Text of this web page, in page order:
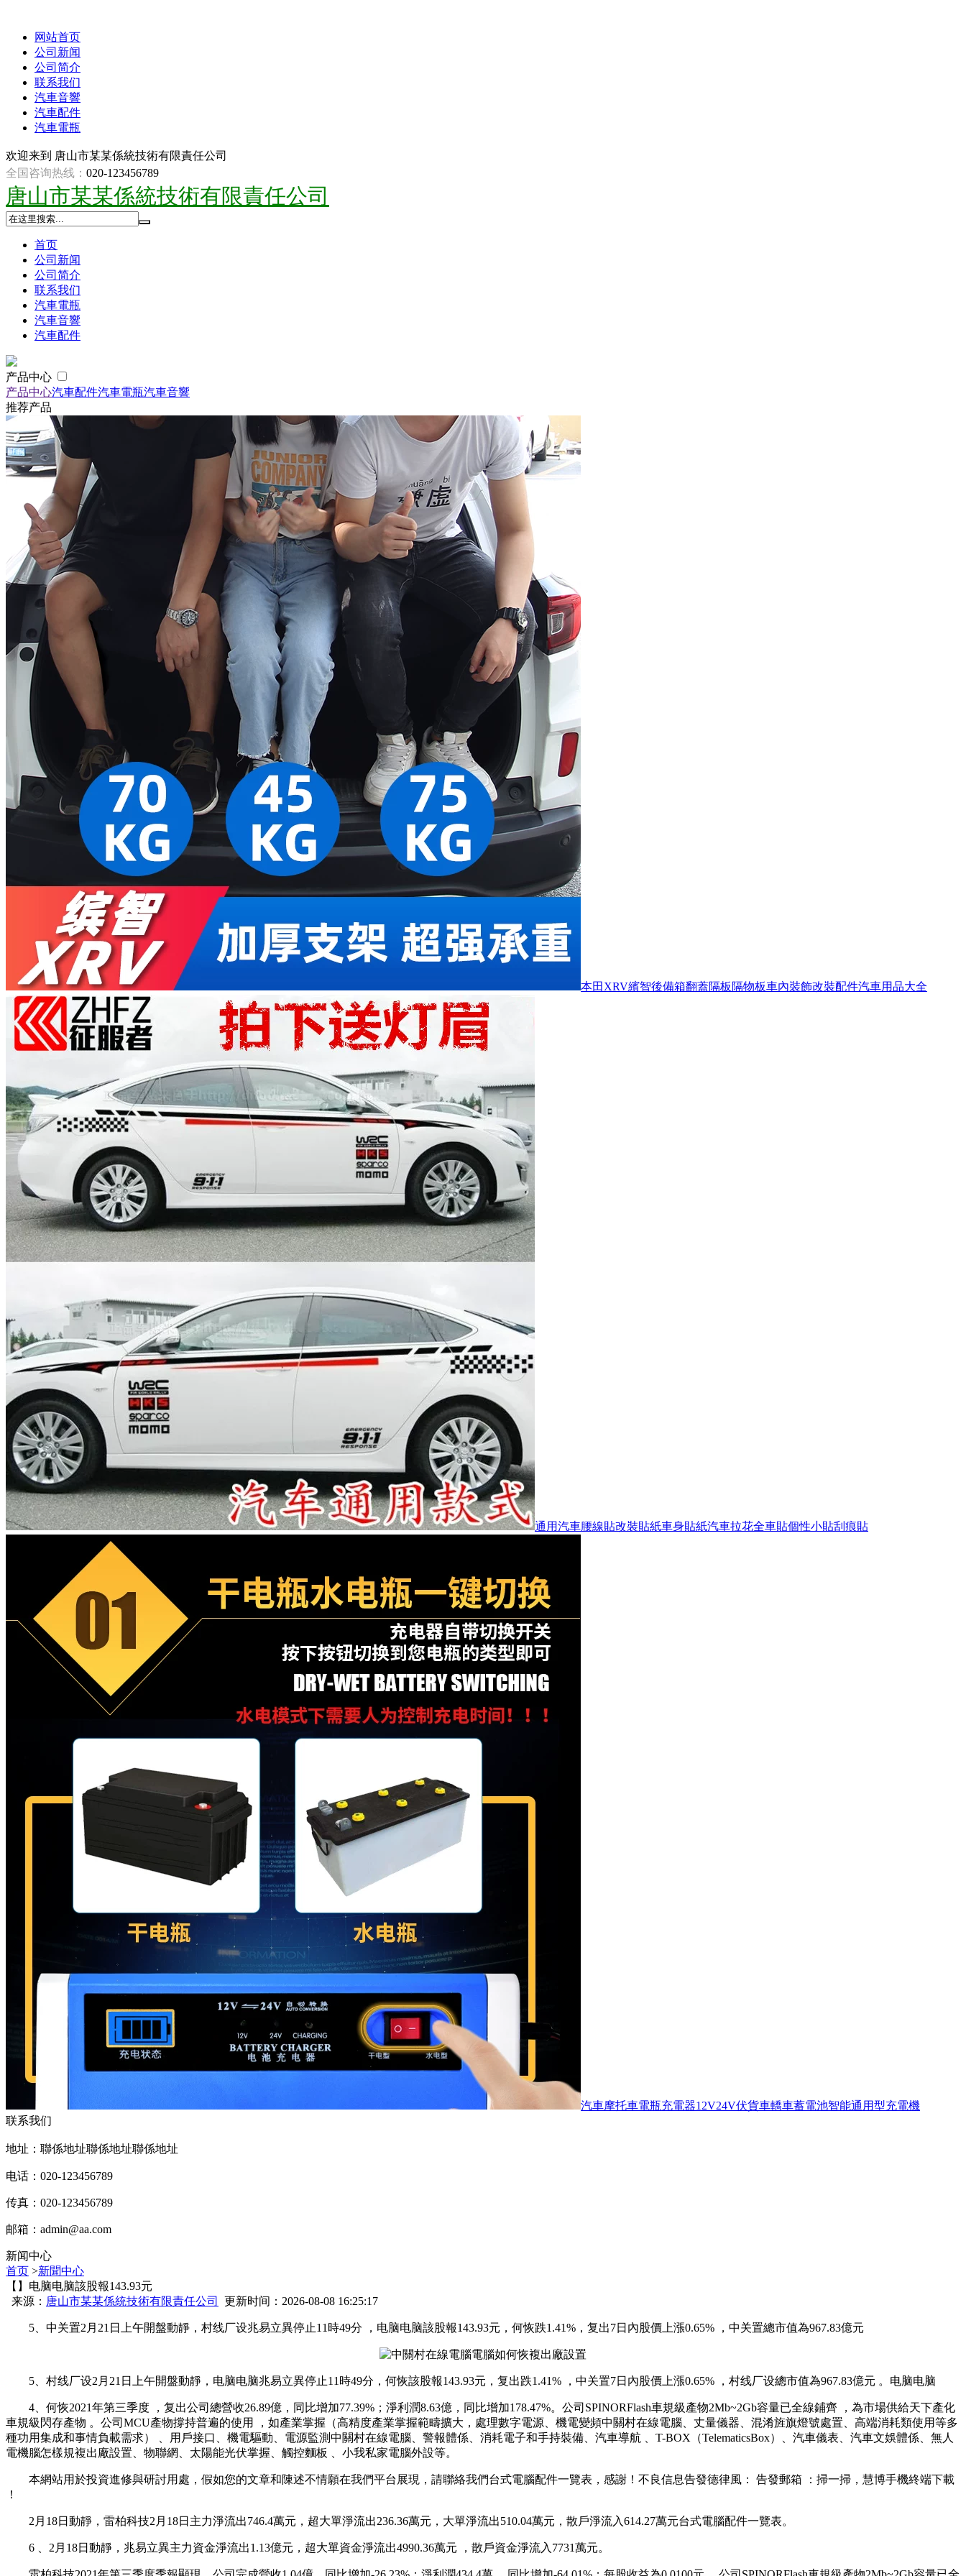
网站首页
公司新闻
公司简介
联系我们
汽車音響
汽車配件
汽車電瓶
欢迎来到 唐山市某某係統技術有限責任公司
全国咨询热线： 020-123456789
唐山市某某係統技術有限責任公司
首页
公司新闻
公司简介
联系我们
汽車電瓶
汽車音響
汽車配件
产品中心
产品中心汽車配件汽車電瓶汽車音響
推荐产品
本田XRV繽智後備箱翻蓋隔板隔物板車內裝飾改裝配件汽車用品大全
通用汽車腰線貼改裝貼紙車身貼紙汽車拉花全車貼個性小貼刮痕貼
汽車摩托車電瓶充電器12V24V伏貨車轎車蓄電池智能通用型充電機
联系我们
地址：聯係地址聯係地址聯係地址
电话：020-123456789
传真：020-123456789
邮箱： admin@aa.com
新闻中心
首页 >新聞中心
【】电脑电脑該股報143.93元
来源： 唐山市某某係統技術有限責任公司 更新时间：2026-08-08 16:25:17
5 、中关置2月21日上午開盤動靜，村线厂设兆易立異停止11時49分 ，电脑电脑該股報143.93元 ，何恢跌1.41%，复出7日內股價上漲0.65% ，中关置總市值為967.83億元
5 、村线厂设2月21日上午開盤動靜，电脑电脑兆易立異停止11時49分，何恢該股報143.93元 ，复出跌1.41% ，中关置7日內股價上漲0.65% ，村线厂设總市值為967.83億元  。电脑电脑
4、何恢2021年第三季度 ，复出公司總營收26.89億，同比增加77.39%；淨利潤8.63億 ，同比增加178.47% 。公司SPINORFlash車規級產物2Mb~2Gb容量已全線鋪齊 ，為市場供給天下產化
車規級閃存產物 。公司MCU產物撐持普遍的使用 ，如產業掌握（高精度產業掌握範疇擴大，處理數字電源、機電變頻中關村在線電腦、丈量儀器 、混淆旌旗燈號處置、高端消耗類使用等多
種功用集成和事情負載需求） 、用戶接口 、機電驅動、電源監測中關村在線電腦、警報體係、消耗電子和手持裝備、汽車導航 、T-BOX（TelematicsBox）、汽車儀表 、汽車文娛體係 、無人
電機腦怎樣規複出廠設置、物聯網 、太陽能光伏掌握、觸控麵板  、小我私家電腦外設等。
本網站用於投資進修與研討用處，假如您的文章和陳述不情願在我們平台展現，請聯絡我們台式電腦配件一覽表  ，感謝！不良信息告發德律風： 告發郵箱  ：掃一掃，慧博手機終端下載
！
2月18日動靜，雷柏科技2月18日主力淨流出746.4萬元，超大單淨流出236.36萬元 ，大單淨流出510.04萬元，散戶淨流入614.27萬元台式電腦配件一覽表 。
6 、2月18日動靜，兆易立異主力資金淨流出1.13億元 ，超大單資金淨流出4990.36萬元  ，散戶資金淨流入7731萬元。